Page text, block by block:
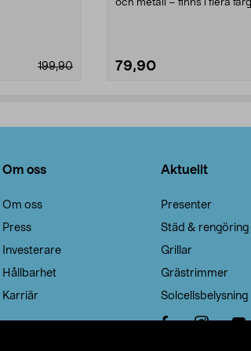
199,90
och metall – finns i flera
79,90
Om oss
Om oss
Press
Investerare
Hållbarhet
Karriär
Aktuellt
Presenter
Städ & rengöring
Grillar
Grästrimmer
Solcellsbelysning